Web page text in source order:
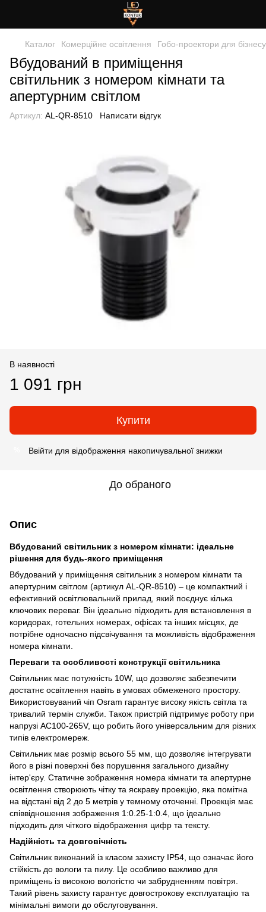
Каталог Комерційне освітлення Гобо-проектори для бізнесу
Вбудований в приміщення
світильник з номером кімнати та
апертурним світлом
Артикул: AL-QR-8510 Написати відгук
В наявності
1 091 грн
Купити
Ввійти для відображення накопичувальної знижки
До обраного
Опис
Вбудований світильник з номером кімнати: ідеальне
рішення для будь-якого приміщення
Вбудований у приміщення світильник з номером кімнати та
апертурним світлом (артикул AL-QR-8510) – це компактний і
ефективний освітлювальний прилад, який поєднує кілька
ключових переваг. Він ідеально підходить для встановлення в
коридорах, готельних номерах, офісах та інших місцях, де
потрібне одночасно підсвічування та можливість відображення
номера кімнати.
Переваги та особливості конструкції світильника
Світильник має потужність 10W, що дозволяє забезпечити
достатнє освітлення навіть в умовах обмеженого простору.
Використовуваний чіп Osram гарантує високу якість світла та
тривалий термін служби. Також пристрій підтримує роботу при
напрузі AC100-265V, що робить його універсальним для різних
типів електромереж.
Світильник має розмір всього 55 мм, що дозволяє інтегрувати
його в різні поверхні без порушення загального дизайну
інтер'єру. Статичне зображення номера кімнати та апертурне
освітлення створюють чітку та яскраву проекцію, яка помітна
на відстані від 2 до 5 метрів у темному оточенні. Проекція має
співвідношення зображення 1:0.25-1:0.4, що ідеально
підходить для чіткого відображення цифр та тексту.
Надійність та довговічність
Світильник виконаний із класом захисту IP54, що означає його
стійкість до вологи та пилу. Це особливо важливо для
приміщень із високою вологістю чи забрудненням повітря.
Такий рівень захисту гарантує довгострокову експлуатацію та
мінімальні вимоги до обслуговування.